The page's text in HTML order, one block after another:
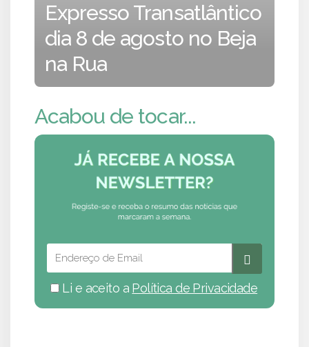
Expresso Transatlântico
dia 8 de agosto no Beja
na Rua
Acabou de tocar...
Li e aceito a Política de Privacidade